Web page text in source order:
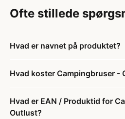
Ofte stillede
Hvad er navnet på produktet?
Hvad koster Campingbruser -
Hvad er EAN / Produktid for
Outlust?